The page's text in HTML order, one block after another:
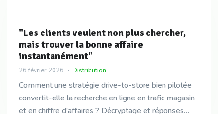
"Les clients veulent non plus chercher,
mais trouver la bonne affaire
instantanément"
26 février 2026 Distribution
Comment une stratégie drive-to-store bien pilotée
convertit-elle la recherche en ligne en trafic magasin
et en chiffre d’affaires ? Décryptage et réponses